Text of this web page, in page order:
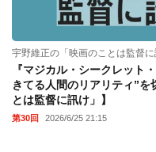
宇野維正の「映画のことは監督に
『マジカル・シークレット
きてる人間のリアリティ”を
とは監督に訊け」】
第30回 2026/6/25 21:15